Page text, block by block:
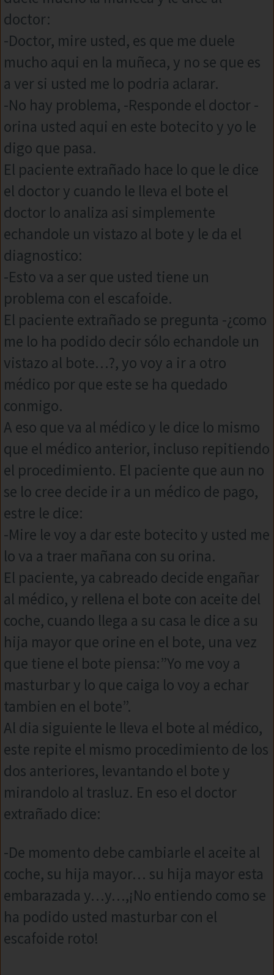
doctor:
-Doctor, mire usted, es que me duele
mucho aqui en la muñeca, y no se que es
a ver si usted me lo podria aclarar.
-No hay problema, -Responde el doctor -
orina usted aqui en este botecito y yo le
digo que pasa.
El paciente extrañado hace lo que le dice
el doctor y cuando le lleva el bote el
doctor lo analiza asi simplemente
echandole un vistazo al bote y le da el
diagnostico:
-Esto va a ser que usted tiene un
problema con el escafoide.
El paciente extrañado se pregunta -¿como
me lo ha podido decir sólo echandole un
vistazo al bote…?, yo voy a ir a otro
médico por que este se ha quedado
conmigo.
A eso que va al médico y le dice lo mismo
que el médico anterior, incluso repitiendo
el procedimiento. El paciente que aun no
se lo cree decide ir a un médico de pago,
estre le dice:
-Mire le voy a dar este botecito y usted me
lo va a traer mañana con su orina.
El paciente, ya cabreado decide engañar
al médico, y rellena el bote con aceite del
coche, cuando llega a su casa le dice a su
hija mayor que orine en el bote, una vez
que tiene el bote piensa:”Yo me voy a
masturbar y lo que caiga lo voy a echar
tambien en el bote”.
Al dia siguiente le lleva el bote al médico,
este repite el mismo procedimiento de los
dos anteriores, levantando el bote y
mirandolo al trasluz. En eso el doctor
extrañado dice:
-De momento debe cambiarle el aceite al
coche, su hija mayor… su hija mayor esta
embarazada y…y…,¡No entiendo como se
ha podido usted masturbar con el
escafoide roto!